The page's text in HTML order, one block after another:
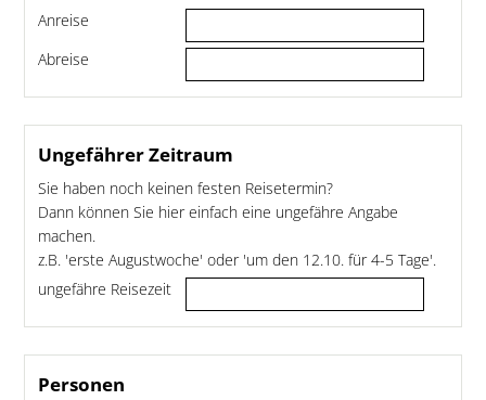
Anreise
Abreise
Ungefährer Zeitraum
Sie haben noch keinen festen Reisetermin?
Dann können Sie hier einfach eine ungefähre Angabe
machen.
z.B. 'erste Augustwoche' oder 'um den 12.10. für 4-5 Tage'.
ungefähre Reisezeit
Personen